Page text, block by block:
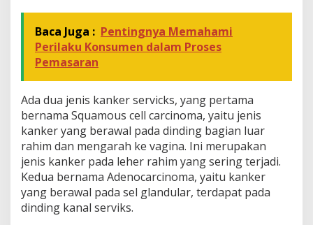
Baca Juga : Pentingnya Memahami
Perilaku Konsumen dalam Proses
Pemasaran
Ada dua jenis kanker servicks, yang pertama
bernama Squamous cell carcinoma, yaitu jenis
kanker yang berawal pada dinding bagian luar
rahim dan mengarah ke vagina. Ini merupakan
jenis kanker pada leher rahim yang sering terjadi.
Kedua bernama Adenocarcinoma, yaitu kanker
yang berawal pada sel glandular, terdapat pada
dinding kanal serviks.